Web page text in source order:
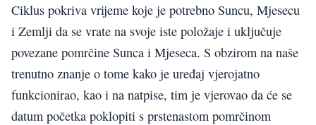
Ciklus pokriva vrijeme koje je potrebno Suncu, Mjesecu
i Zemlji da se vrate na svoje iste položaje i uključuje
povezane pomrčine Sunca i Mjeseca. S obzirom na naše
trenutno znanje o tome kako je uređaj vjerojatno
funkcionirao, kao i na natpise, tim je vjerovao da će se
datum početka poklopiti s prstenastom pomrčinom